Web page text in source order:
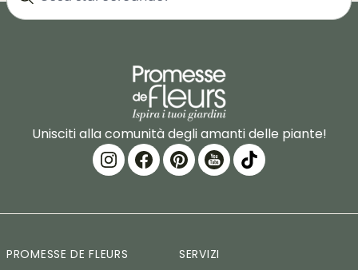
Unisciti alla comunità degli amanti delle piante!
PROMESSE DE FLEURS SERVIZI